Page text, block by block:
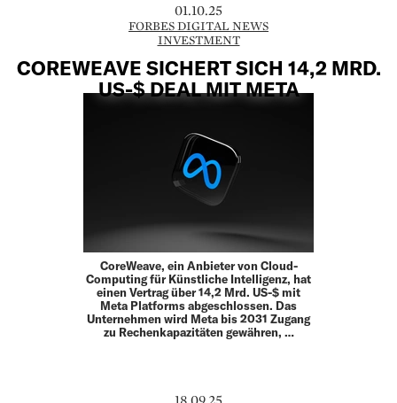
01.10.25
FORBES DIGITAL NEWS
INVESTMENT
COREWEAVE SICHERT SICH 14,2 MRD.
US-$ DEAL MIT META
CoreWeave, ein Anbieter von Cloud-
Computing für Künstliche Intelligenz, hat
einen Vertrag über 14,2 Mrd. US-$ mit
Meta Platforms abgeschlossen. Das
Unternehmen wird Meta bis 2031 Zugang
zu Rechenkapazitäten gewähren, …